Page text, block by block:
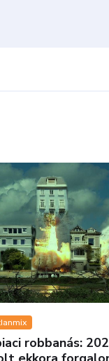
a közösköltség-
a lakás
24